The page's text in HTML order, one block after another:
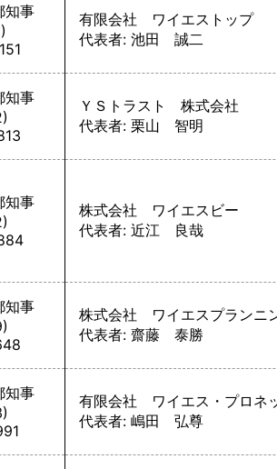
知事
有限会社 ワイエストップ
代表者: 池田 誠二
知事
ＹＳトラスト 株式会社
代表者: 栗山 智明
知事
株式会社 ワイエスビー
代表者: 近江 良哉
知事
株式会社 ワイエスプランニ
代表者: 齋藤 泰勝
知事
有限会社 ワイエス・プロネ
代表者: 嶋田 弘尊